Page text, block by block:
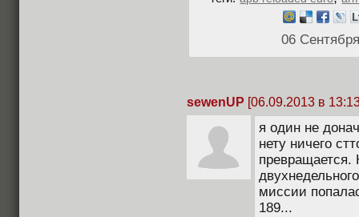
06
sewenUP [06.09.2013 в
я один не
нету ничего
превращается.
миссии
189...